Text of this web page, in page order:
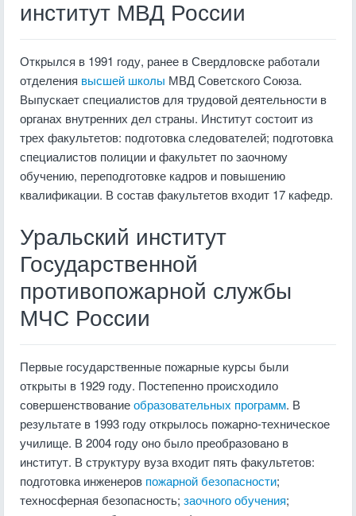
институт МВД России
Открылся в 1991 году, ранее в Свердловске работали
отделения высшей школы МВД Советского Союза.
Выпускает специалистов для трудовой деятельности в
органах внутренних дел страны. Институт состоит из
трех факультетов: подготовка следователей; подготовка
специалистов полиции и факультет по заочному
обучению, переподготовке кадров и повышению
квалификации. В состав факультетов входит 17 кафедр.
Уральский институт
Государственной
противопожарной службы
МЧС России
Первые государственные пожарные курсы были
открыты в 1929 году. Постепенно происходило
совершенствованиеобразовательных программ. В
результате в 1993 году открылось пожарно-техническое
училище. В 2004 году оно было преобразовано в
институт. В структуру вуза входит пять факультетов:
подготовка инженеров пожарной безопасности;
техносферная безопасность; заочного обучения;